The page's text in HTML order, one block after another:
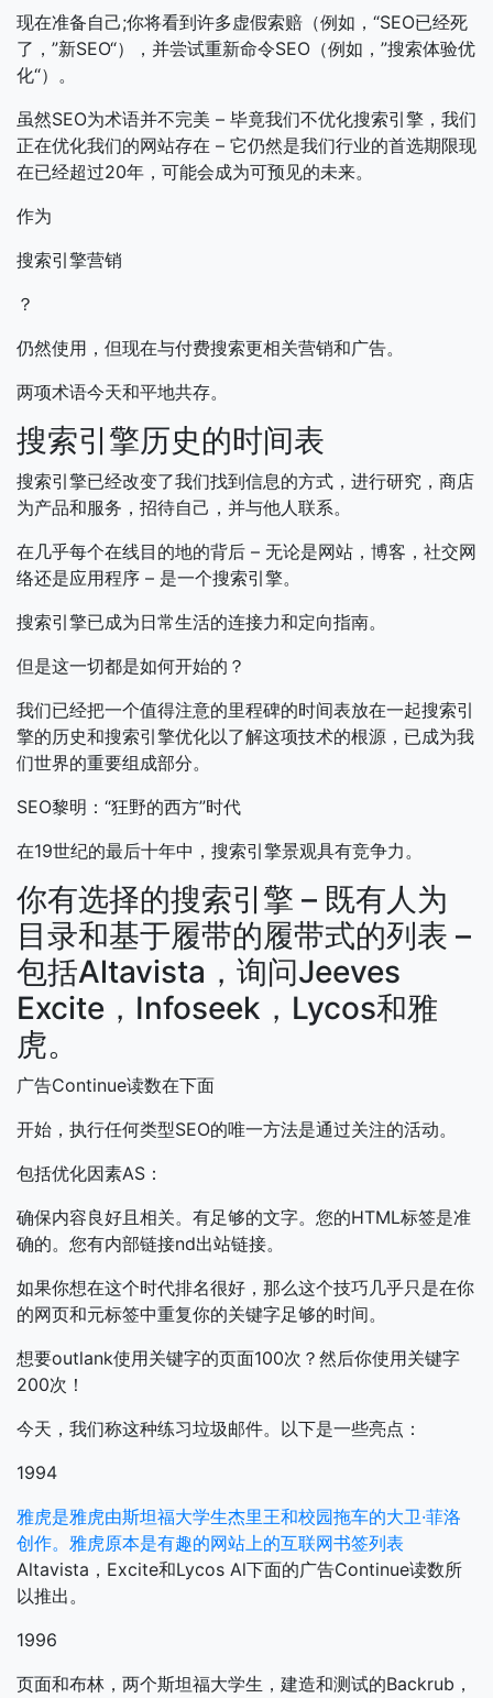
现在准备自己;你将看到许多虚假索赔（例如，“SEO已经死
了，”新SEO“），并尝试重新命令SEO（例如，”搜索体验优
化“）。
虽然SEO为术语并不完美 – 毕竟我们不优化搜索引擎，我们
正在优化我们的网站存在 – 它仍然是我们行业的首选期限现
在已经超过20年，可能会成为可预见的未来。
作为
搜索引擎营销
？
仍然使用，但现在与付费搜索更相关营销和广告。
两项术语今天和平地共存。
搜索引擎历史的时间表
搜索引擎已经改变了我们找到信息的方式，进行研究，商店
为产品和服务，招待自己，并与他人联系。
在几乎每个在线目的地的背后 – 无论是网站，博客，社交网
络还是应用程序 – 是一个搜索引擎。
搜索引擎已成为日常生活的连接力和定向指南。
但是这一切都是如何开始的？
我们已经把一个值得注意的里程碑的时间表放在一起搜索引
擎的历史和搜索引擎优化以了解这项技术的根源，已成为我
们世界的重要组成部分。
SEO黎明：“狂野的西方”时代
在19世纪的最后十年中，搜索引擎景观具有竞争力。
你有选择的搜索引擎 – 既有人为
目录和基于履带的履带式的列表 –
包括Altavista，询问Jeeves
Excite，Infoseek，Lycos和雅
虎。
广告Continue读数在下面
开始，执行任何类型SEO的唯一方法是通过关注的活动。
包括优化因素AS：
确保内容良好且相关。有足够的文字。您的HTML标签是准
确的。您有内部链接nd出站链接。
如果你想在这个时代排名很好，那么这个技巧几乎只是在你
的网页和元标签中重复你的关键字足够的时间。
想要outlank使用关键字的页面100次？然后你使用关键字
200次！
今天，我们称这种练习垃圾邮件。以下是一些亮点：
1994
雅虎是雅虎由斯坦福大学生杰里王和校园拖车的大卫·菲洛
创作。雅虎原本是有趣的网站上的互联网书签列表
Altavista，Excite和Lycos Al下面的广告Continue读数所
以推出。
1996
页面和布林，两个斯坦福大学生，建造和测试的Backrub，